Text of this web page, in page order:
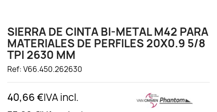
SIERRA DE CINTA BI-METAL M42 PARA
MATERIALES DE PERFILES 20X0.9 5/8
TPI 2630 MM
Ref: V66.450.262630
40,66 €IVA incl.